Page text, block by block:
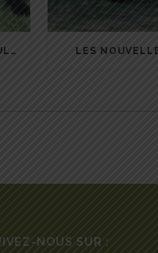
LES BÉBÉS DE JAZZ ET NÉBULEUSE LES
NOUS SUR :